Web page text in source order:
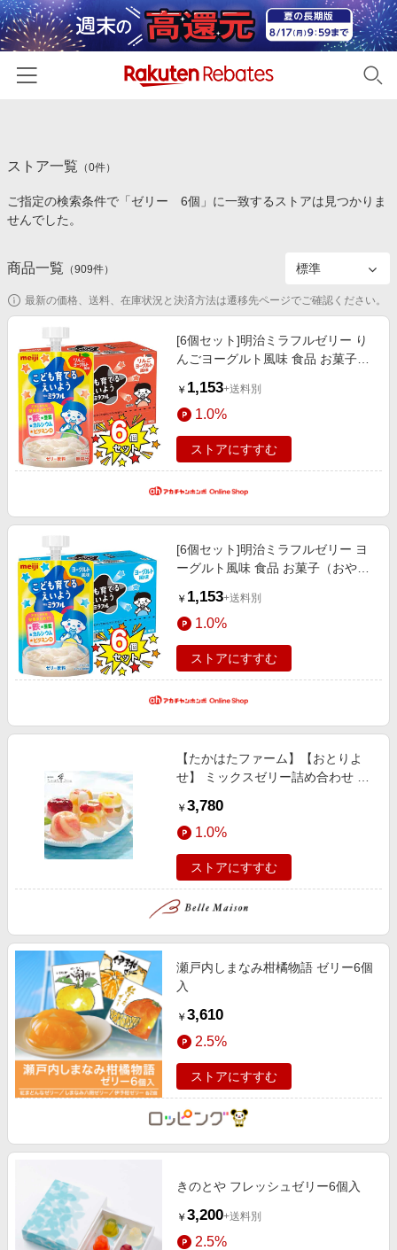
カテゴリー一覧
百貨店・総合ECモール
食品・スイーツ・お酒
コスメ・健康・医薬品
キッズ・ベビー用品
家電・PC・スマホ・カメラ
エンタメ
スポーツ・アウトドア・ゴルフ
インテリア・寝具
旅行・レジャー・ホテル予約
生活・お役立ち
金融・マネー・保険
デジタルコンテンツ
ビジネス・その他サービス
イベント一覧
初回購入者限定特典
対象ストア新規限定特典
新着ストアのご紹介
電子書籍特集
楽天ペイ導入ストア
楽天サービス特集
旅行特集
わくわく夏特集
Apple公式サイト×楽天カード分割払い
Qoo10メガポ
Samsung ボーナスキャンペーン
週末の高還元 夏の長期版
楽天IDでログイン/会員登録
ストア一覧 （0件）
ご指定の検索条件で「ゼリー 6個」に一致するストアは見つかりま
せんでした。
商品一覧 （909件）
最新の価格、送料、在庫状況と決済方法は遷移先ページでご確認ください。
[6個セット]明治ミラフルゼリー り
んごヨーグルト風味 食品 お菓子
￥ 1,153+送料別
1.0%
ストアにすすむ
[6個セット]明治ミラフルゼリー ヨ
ーグルト風味 食品 お菓子（おや
￥ 1,153+送料別
1.0%
ストアにすすむ
【たかはたファーム】【おとりよ
せ】 ミックスゼリー詰め合わせ 6
￥ 3,780
1.0%
ストアにすすむ
瀬戸内しまなみ柑橘物語 ゼリー6個
入
￥ 3,610
2.5%
ストアにすすむ
きのとや フレッシュゼリー6個入
￥ 3,200+送料別
2.5%